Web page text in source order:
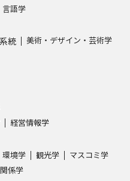
言語学
統 美術・デザイン・芸術学
経営情報学
環境学 観光学 マスコミ学
係学